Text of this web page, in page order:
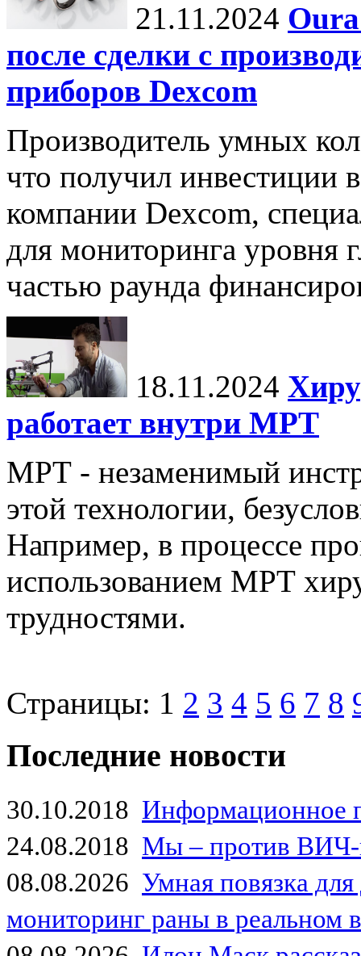
21.11.2024
после сделки с
приборов Dexcom
Производитель умных
что получил инвестиции
компании Dexcom,
для мониторинга уровня
частью раунда
18.11.2024
работает внутри МРТ
МРТ - незаменимый
этой технологии,
Например, в процессе
использованием МРТ
трудностями.
Страницы: 1 2 3 4 5 6 7 8
Последние новости
30.10.2018 Информационное
24.08.2018 Мы – против
08.08.2026 Умная повязка
мониторинг раны в реальном